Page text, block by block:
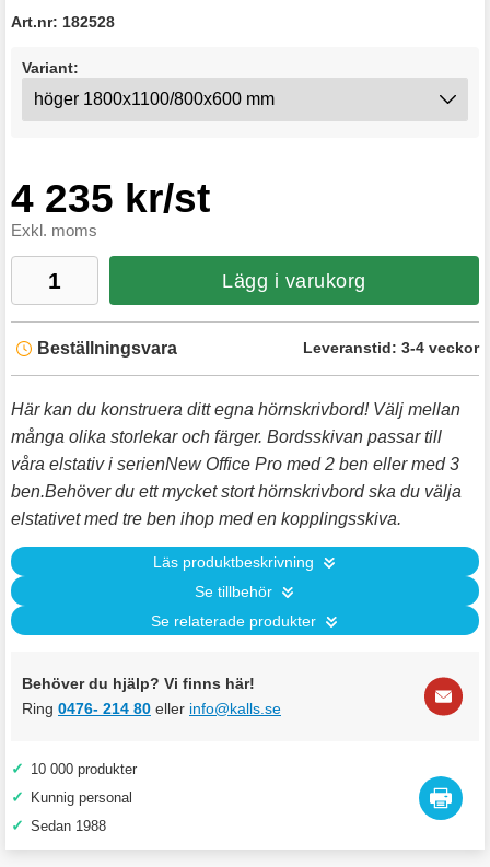
Art.nr: 182528
Variant:
4 235 kr/st
Exkl. moms
Lägg i varukorg
Beställningsvara Leveranstid: 3-4 veckor
Här kan du konstruera ditt egna hörnskrivbord! Välj mellan
många olika storlekar och färger. Bordsskivan passar till
våra elstativ i serienNew Office Pro med 2 ben eller med 3
ben.Behöver du ett mycket stort hörnskrivbord ska du välja
elstativet med tre ben ihop med en kopplingsskiva.
Läs produktbeskrivning
Se tillbehör
Se relaterade produkter
Behöver du hjälp? Vi finns här!
Ring 0476- 214 80 eller info@kalls.se
✓ 10 000 produkter
✓ Kunnig personal
✓ Sedan 1988